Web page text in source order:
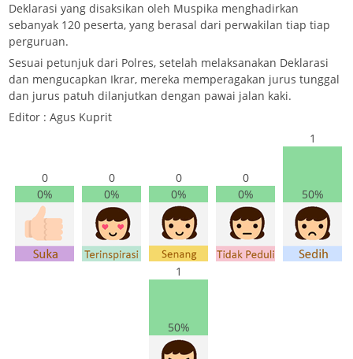
Deklarasi yang disaksikan oleh Muspika menghadirkan
sebanyak 120 peserta, yang berasal dari perwakilan tiap tiap
perguruan.
Sesuai petunjuk dari Polres, setelah melaksanakan Deklarasi
dan mengucapkan Ikrar, mereka memperagakan jurus tunggal
dan jurus patuh dilanjutkan dengan pawai jalan kaki.
Editor : Agus Kuprit
0
0%
0
0%
0
0%
0
0%
1
50%
1
50%